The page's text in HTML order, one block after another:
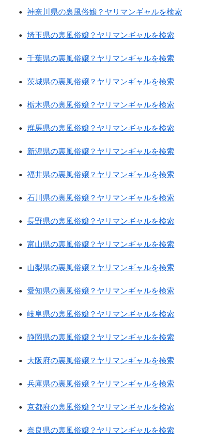
神奈川県の裏風俗嬢？ヤリマンギャルを検索
埼玉県の裏風俗嬢？ヤリマンギャルを検索
千葉県の裏風俗嬢？ヤリマンギャルを検索
茨城県の裏風俗嬢？ヤリマンギャルを検索
栃木県の裏風俗嬢？ヤリマンギャルを検索
群馬県の裏風俗嬢？ヤリマンギャルを検索
新潟県の裏風俗嬢？ヤリマンギャルを検索
福井県の裏風俗嬢？ヤリマンギャルを検索
石川県の裏風俗嬢？ヤリマンギャルを検索
長野県の裏風俗嬢？ヤリマンギャルを検索
富山県の裏風俗嬢？ヤリマンギャルを検索
山梨県の裏風俗嬢？ヤリマンギャルを検索
愛知県の裏風俗嬢？ヤリマンギャルを検索
岐阜県の裏風俗嬢？ヤリマンギャルを検索
静岡県の裏風俗嬢？ヤリマンギャルを検索
大阪府の裏風俗嬢？ヤリマンギャルを検索
兵庫県の裏風俗嬢？ヤリマンギャルを検索
京都府の裏風俗嬢？ヤリマンギャルを検索
奈良県の裏風俗嬢？ヤリマンギャルを検索